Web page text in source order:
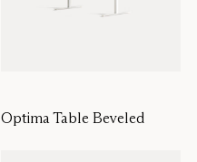
Optima Table Beveled